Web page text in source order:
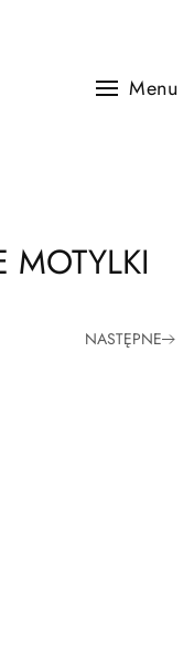
Menu
MOTYLKI
NASTĘPNE